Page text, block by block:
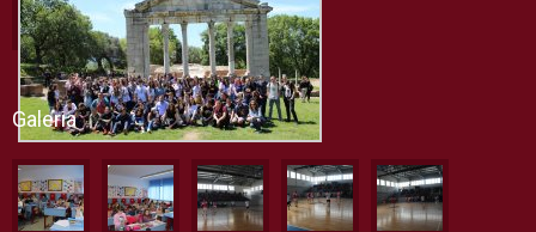
Galeria